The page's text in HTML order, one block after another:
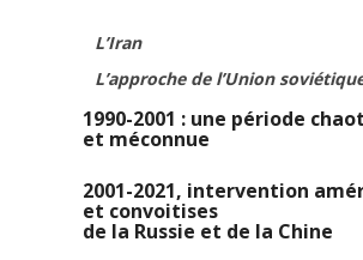
L’Iran
L’approche de l’Union
1990-2001 : une période
et méconnue
2001-2021, intervention
et convoitises
de la Russie et de la Chine